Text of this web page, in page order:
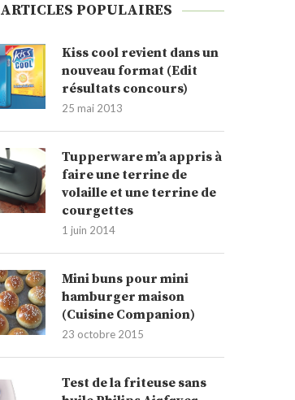
ARTICLES POPULAIRES
Kiss cool revient dans un
nouveau format (Edit
résultats concours)
25 mai 2013
Tupperware m’a appris à
faire une terrine de
volaille et une terrine de
courgettes
1 juin 2014
Mini buns pour mini
hamburger maison
(Cuisine Companion)
23 octobre 2015
Test de la friteuse sans